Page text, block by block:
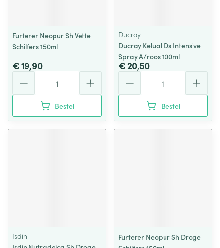
Furterer Neopur Sh Vette
Schilfers 150ml
€ 19,90
Bestel
Ducray
Ducray Kelual Ds Intensive
Spray A/roos 100ml
€ 20,50
Bestel
Isdin
Furterer Neopur Sh Droge